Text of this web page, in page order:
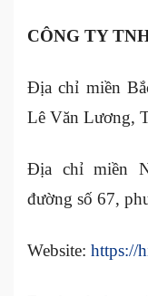
CÔNG TY
Địa chỉ miền
Lê Văn Lương,
Địa chỉ miền
đường số 67,
Website: https://